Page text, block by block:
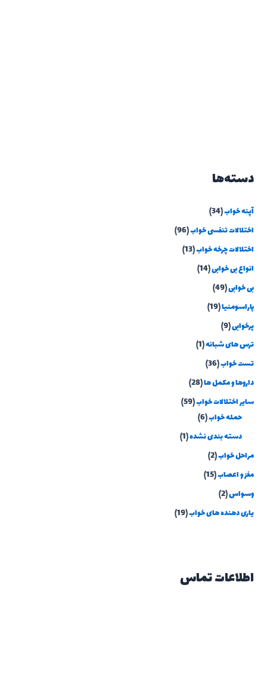
دسته‌ها
آپنه خواب(34)
اختلالات تنفسی خواب(96)
اختلالات چرخه خواب(13)
انواع بی خوابی(14)
بی خوابی(49)
پاراسومنیا(19)
پرخوابی(9)
ترس های شبانه(1)
تست خواب(36)
داروها و مکمل ها(28)
سایر اختلالات خواب(59)
حمله خواب(6)
دسته بندی نشده(1)
مراحل خواب(2)
مغز و اعصاب(15)
وسواس(2)
یاری دهنده های خواب(19)
اطلاعات تماس